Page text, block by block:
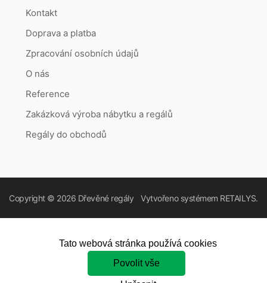
Kontakt
Doprava a platba
Zpracování osobních údajů
O nás
Reference
Zakázková výroba nábytku a regálů
Regály do obchodů
Copyright © 2026 Dřevěné regály Vytvořeno systémem RETAILYS.
Tato webová stránka používá cookies
Povolit vše